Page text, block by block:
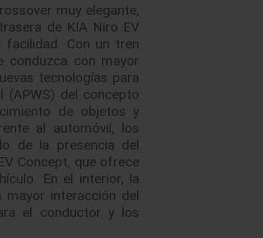
muy elegante,
de KIA Niro EV
Con un tren
con mayor
tecnologías para
del concepto
de objetos y
al automóvil, los
de la presencia del
Concept, que ofrece
En el interior, la
interacción del
el conductor y los